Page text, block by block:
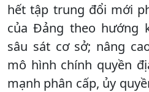
hết tập trung đổi mới
của Đảng theo hướng
sâu sát cơ sở; nâng
mô hình chính quyền
mạnh phân cấp, ủy